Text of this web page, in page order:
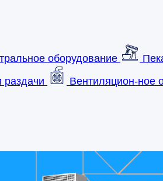
оборудование
раздачи Вентиляцион-ное